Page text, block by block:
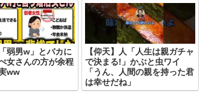
弱男w」とバカに
女さんの方が余程
ww
【仰天】人「人生は親ガチャ
で決まる!」かぶと虫ワイ
「うん、人間の親を持った君
は幸せだね」